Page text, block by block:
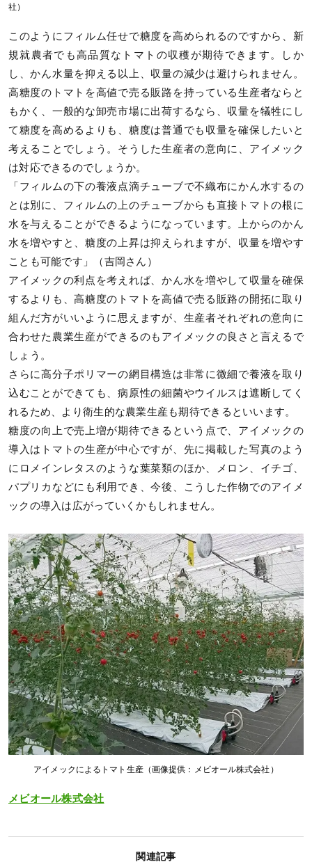
社）
このようにフィルム任せで糖度を高められるのですから、新
規就農者でも高品質なトマトの収穫が期待できます。しか
し、かん水量を抑える以上、収量の減少は避けられません。
高糖度のトマトを高値で売る販路を持っている生産者ならと
もかく、一般的な卸売市場に出荷するなら、収量を犠牲にし
て糖度を高めるよりも、糖度は普通でも収量を確保したいと
考えることでしょう。そうした生産者の意向に、アイメック
は対応できるのでしょうか。
「フィルムの下の養液点滴チューブで不織布にかん水するの
とは別に、フィルムの上のチューブからも直接トマトの根に
水を与えることができるようになっています。上からのかん
水を増やすと、糖度の上昇は抑えられますが、収量を増やす
ことも可能です」（吉岡さん）
アイメックの利点を考えれば、かん水を増やして収量を確保
するよりも、高糖度のトマトを高値で売る販路の開拓に取り
組んだ方がいいように思えますが、生産者それぞれの意向に
合わせた農業生産ができるのもアイメックの良さと言えるで
しょう。
さらに高分子ポリマーの網目構造は非常に微細で養液を取り
込むことができても、病原性の細菌やウイルスは遮断してく
れるため、より衛生的な農業生産も期待できるといいます。
糖度の向上で売上増が期待できるという点で、アイメックの
導入はトマトの生産が中心ですが、先に掲載した写真のよう
にロメインレタスのような葉菜類のほか、メロン、イチゴ、
パプリカなどにも利用でき、今後、こうした作物でのアイメ
ックの導入は広がっていくかもしれません。
アイメックによるトマト生産（画像提供：メビオール株式会社）
メビオール株式会社
関連記事